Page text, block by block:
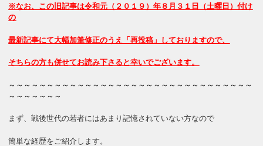
※なお、この旧記事は令和元（２０１９）年８月３１日（土曜日）付け
の
最新記事にて大幅加筆修正のうえ「再投稿」しておりますので、
そちらの方も併せてお読み下さると幸いでございます。
～～～～～～～～～～～～～～～～～～～～～～～～～～～～～～～～
～～～～～～～
まず、戦後世代の若者にはあまり記憶されていない方なので
簡単な経歴をご紹介します。